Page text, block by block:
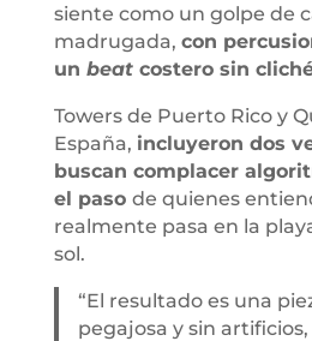
siente como un golpe de
madrugada, con
un beat costero sin
Towers de Puerto Rico y
España, incluyeron dos
buscan complacer
el paso de quienes
realmente pasa en la
sol.
“El resultado es una
pegajosa y sin